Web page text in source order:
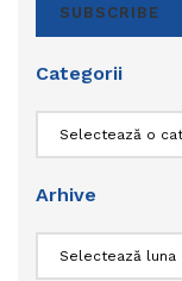
SUBSCRIBE
Categorii
Arhive